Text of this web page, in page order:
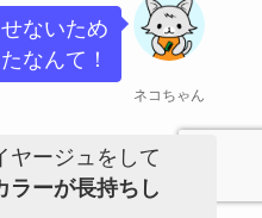
ネコちゃん
ないため
なんて！
ヤージュをして
ラーが長持ちし